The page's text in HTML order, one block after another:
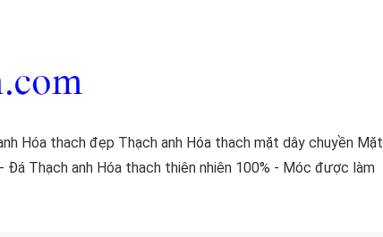
Hóa thach đẹp Thạch anh Hóa thach mặt dây chuyền Mặt
Thạch anh Hóa thach thiên nhiên 100% - Móc được làm